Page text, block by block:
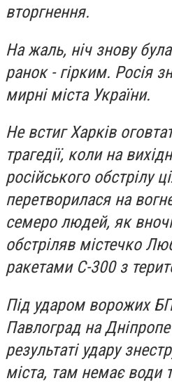
вторгнення.
На жаль, ніч знову
ранок - гірким. Росія
мирні міста України.
Не встиг Харків
трагедії, коли на
російського обстрілу
перетворилася на
семеро людей, як
обстріляв містечко
ракетами С-300 з
Під ударом ворожих
Павлоград на
результаті удару
міста, там немає води